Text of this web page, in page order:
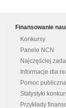
Finansowanie
Konkursy
Panele NCN
Najczęściej
Informacje dla
Pomoc publiczna
Statystyki
Przykłady